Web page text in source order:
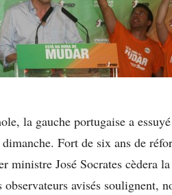
la gauche portugaise a
Fort de six ans de
ministre José Socrates cèdera
observateurs avisés soulignent,